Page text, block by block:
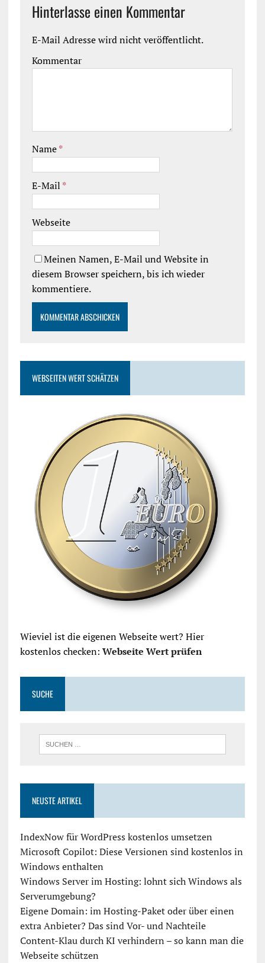
Hinterlasse einen Kommentar
E-Mail Adresse wird nicht veröffentlicht.
Kommentar
Name*
E-Mail *
Webseite
Meinen Namen, E-Mail und Website in
diesem Browser speichern, bis ich wieder
kommentiere.
WEBSEITEN WERT SCHÄTZEN
Wieviel ist die eigenen Webseite wert? Hier
kostenlos checken: Webseite Wert prüfen
SUCHE
NEUSTE ARTIKEL
IndexNow für WordPress kostenlos umsetzen
Microsoft Copilot: Diese Versionen sind kostenlos in
Windows enthalten
Windows Server im Hosting: lohnt sich Windows als
Serverumgebung?
Eigene Domain: im Hosting-Paket oder über einen
extra Anbieter? Das sind Vor- und Nachteile
Content-Klau durch KI verhindern – so kann man die
Webseite schützen